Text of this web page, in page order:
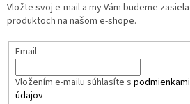
Vložte svoj e-mail a my Vám budeme
produktoch na našom e-shope.
Email
Vložením e-mailu súhlasíte s
údajov